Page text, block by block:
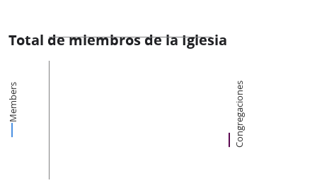
Total de miembros de la Iglesia
Members Congregaciones